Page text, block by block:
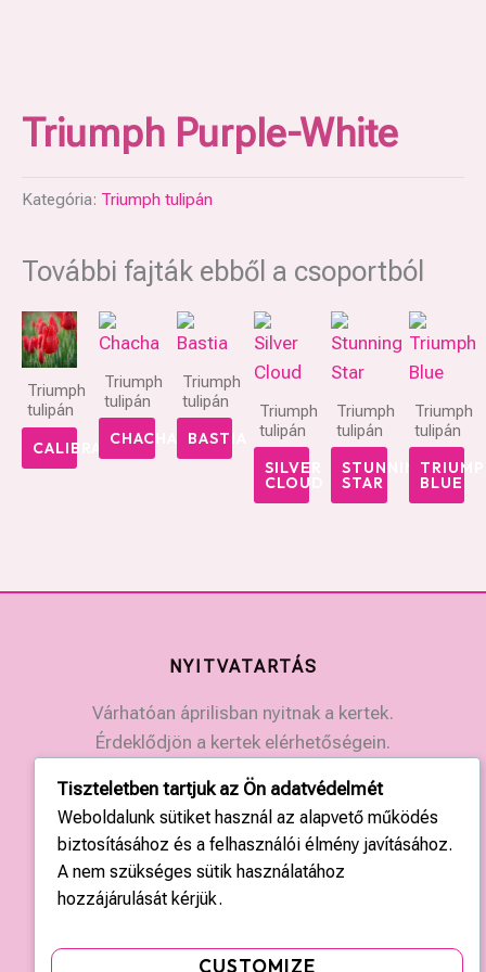
Triumph Purple-White
Kategória: Triumph tulipán
További fajták ebből a csoportból
Triumph
tulipán
CALIBRA
Triumph
tulipán
CHACHA
Triumph
tulipán
BASTIA
Triumph
tulipán
SILVER
CLOUD
Triumph
tulipán
STUNNING
STAR
Triumph
tulipán
BLUE
NYITVATARTÁS
Várhatóan áprilisban nyitnak a kertek.
Érdeklődjön a kertek elérhetőségein.
KAPCSOLAT
Országos központ: +36 20 428 3010
kapcsolat@tulipgarden.hu
Tiszteletben tartjuk az Ön adatvédelmét
Weboldalunk sütiket használ az alapvető működés
biztosításához és a felhasználói élmény javításához.
A nem szükséges sütik használatához
hozzájárulását kérjük.
CUSTOMIZE